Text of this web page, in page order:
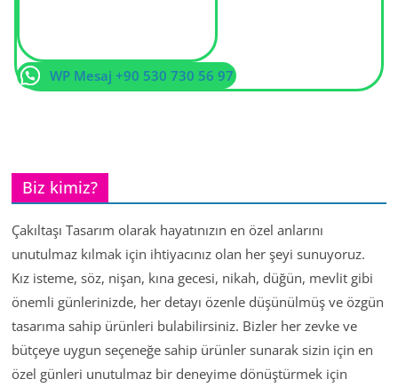
WP Mesaj +90 530 730 56 97
Biz kimiz?
Çakıltaşı Tasarım olarak hayatınızın en özel anlarını
unutulmaz kılmak için ihtiyacınız olan her şeyi sunuyoruz.
Kız isteme, söz, nişan, kına gecesi, nikah, düğün, mevlit gibi
önemli günlerinizde, her detayı özenle düşünülmüş ve özgün
tasarıma sahip ürünleri bulabilirsiniz. Bizler her zevke ve
bütçeye uygun seçeneğe sahip ürünler sunarak sizin için en
özel günleri unutulmaz bir deneyime dönüştürmek için